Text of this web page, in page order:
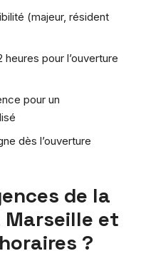
(majeur, résident
pour l’ouverture
pour un
dès l’ouverture
de la
Marseille et
?